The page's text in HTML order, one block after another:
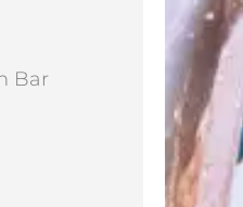
Bar